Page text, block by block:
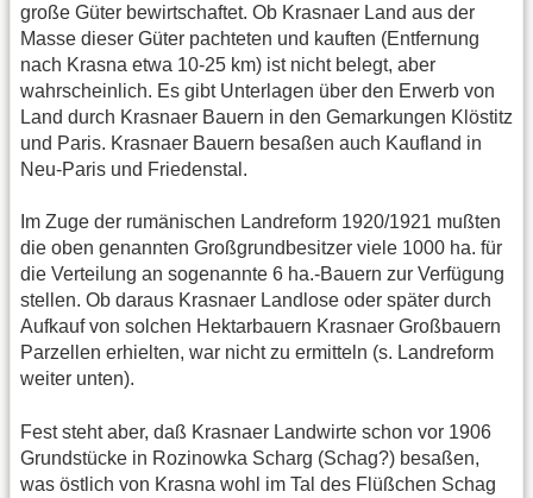
große Güter bewirtschaftet. Ob Krasnaer Land aus der
Masse dieser Güter pachteten und kauften (Entfernung
nach Krasna etwa 10-25 km) ist nicht belegt, aber
wahrscheinlich. Es gibt Unterlagen über den Erwerb von
Land durch Krasnaer Bauern in den Gemarkungen Klöstitz
und Paris. Krasnaer Bauern besaßen auch Kaufland in
Neu-Paris und Friedenstal.
Im Zuge der rumänischen Landreform 1920/1921 mußten
die oben genannten Großgrundbesitzer viele 1000 ha. für
die Verteilung an sogenannte 6 ha.-Bauern zur Verfügung
stellen. Ob daraus Krasnaer Landlose oder später durch
Aufkauf von solchen Hektarbauern Krasnaer Großbauern
Parzellen erhielten, war nicht zu ermitteln (s. Landreform
weiter unten).
Fest steht aber, daß Krasnaer Landwirte schon vor 1906
Grundstücke in Rozinowka Scharg (Schag?) besaßen,
was östlich von Krasna wohl im Tal des Flüßchen Schag